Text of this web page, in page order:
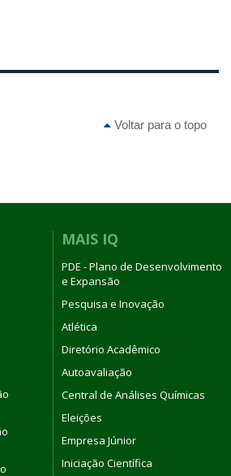
Voltar para o topo
MAIS IQ
PDE - Plano de Desenvolvimento
e Expansão
Pesquisa e Inovação
Atlética
Diretório Acadêmico
Autoavaliação
Central de Análises Químicas
Eleições
Empresa Júnior
Iniciação Científica